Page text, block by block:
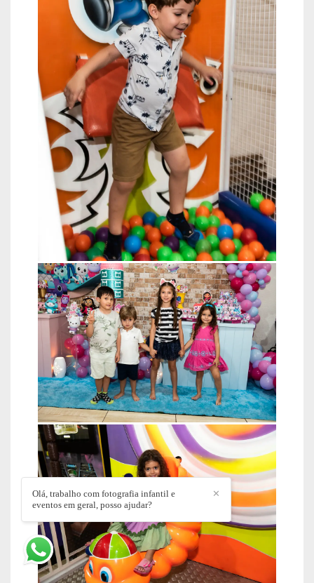
✕
Olá, trabalho com fotografia infantil e
eventos em geral, posso ajudar?